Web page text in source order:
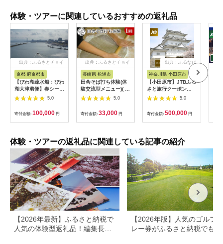
体験・ツアーに関連しているおすすめの返礼品
出典：ふるさとチョイ
ス
京都 府京都市
【びわ湖疏水船：びわ
湖大津港便】春シーズ
ン先行予約権（２名様
分の乗船予約の権利）
5.0
寄付金額: 100,000 円
出典：ふるさとチョイ
ス
長崎県 松浦市
田舎そば打ち体験(体
験交流型メニュー)( 体
験 田舎 自然 松浦市
そば そば打ち )【D3-
5.0
寄付金額: 33,000 円
出典：ふるなび
神奈川県 小田原市
【小田原市】JTBふる
さと旅行クーポン
（150,000円分）有効
期間3年（Eメール発
行）｜予約 宿泊 観光
体験 温泉 ホテル 旅館
チケット 子供 子連れ
ンライン ネット 電話
神奈川 神奈川
5.0
寄付金額: 500,000 円
体験・ツアーの返礼品に関連している記事の紹介
【2026年最新】ふるさと納税で
人気の体験型返礼品！編集長お
【2026年版】人気のゴルフ
レー券がふるさと納税でもら